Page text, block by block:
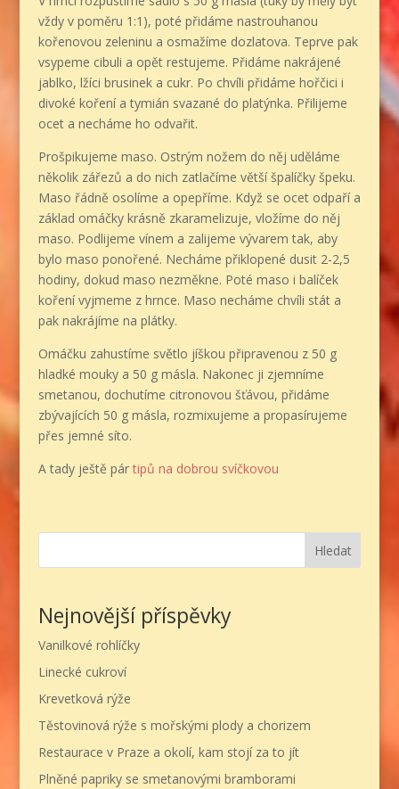
vždy v poměru 1:1), poté přidáme nastrouhanou
kořenovou zeleninu a osmažíme dozlatova. Teprve pak
vsypeme cibuli a opět restujeme. Přidáme nakrájené
jablko, lžíci brusinek a cukr. Po chvíli přidáme hořčici i
divoké koření a tymián svazané do platýnka. Přilijeme
ocet a necháme ho odvařit.
Prošpikujeme maso. Ostrým nožem do něj uděláme
několik zářezů a do nich zatlačíme větší špalíčky špeku.
Maso řádně osolíme a opepříme. Když se ocet odpaří a
základ omáčky krásně zkaramelizuje, vložíme do něj
maso. Podlijeme vínem a zalijeme vývarem tak, aby
bylo maso ponořené. Necháme přiklopené dusit 2-2,5
hodiny, dokud maso nezměkne. Poté maso i balíček
koření vyjmeme z hrnce. Maso necháme chvíli stát a
pak nakrájíme na plátky.
Omáčku zahustíme světlo jíškou připravenou z 50 g
hladké mouky a 50 g másla. Nakonec ji zjemníme
smetanou, dochutíme citronovou šťávou, přidáme
zbývajících 50 g másla, rozmixujeme a propasírujeme
přes jemné síto.
A tady ještě pártipů na dobrou svíčkovou
Hledat
Nejnovější příspěvky
Vanilkové rohlíčky
Linecké cukroví
Krevetková rýže
Těstovinová rýže s mořskými plody a chorizem
Restaurace v Praze a okolí, kam stojí za to jít
Plněné papriky se smetanovými bramborami